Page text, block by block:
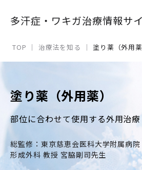
多汗症・ワキガ治療情報サ
TOP ｜ 治療法を知る ｜ 塗り薬（外用薬
塗り薬（外用薬）
部位に合わせて使用する外用治療
総監修：東京慈恵会医科大学附属病院
形成外科 教授 宮脇剛司先生